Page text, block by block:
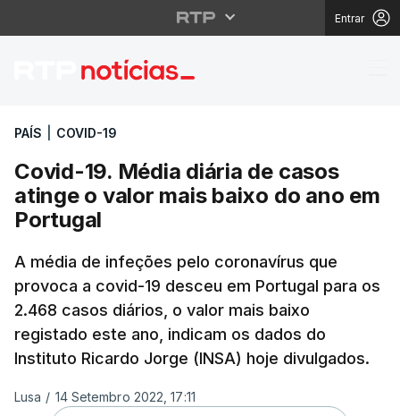
Entrar
Covid-19. Média
PAÍS COVID-19
Covid-19. Média diária de casos
atinge o valor mais baixo do ano em
Portugal
A média de infeções pelo coronavírus que
provoca a covid-19 desceu em Portugal para os
2.468 casos diários, o valor mais baixo
registado este ano, indicam os dados do
Instituto Ricardo Jorge (INSA) hoje divulgados.
Lusa / 14 Setembro 2022, 17:11